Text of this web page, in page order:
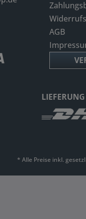
AGB
* Alle Preise inkl.